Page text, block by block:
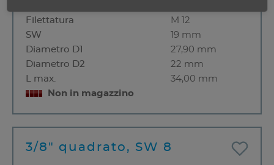
Filettatura
M 12
SW
19 mm
Diametro D1
27,90 mm
Diametro D2
22 mm
L max.
34,00 mm
Non in magazzino
3/8" quadrato, SW 8